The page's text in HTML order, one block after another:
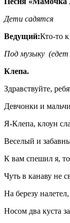
Дети садятся
Ведущий:Кто-то
Под музыку (едет
Клепа.
Здравствуйте,
Девчонки и
Я-Клепа, клоун
Веселый и
К вам спешил я,
Чуть в канаву не
На березу налетел,
Носом два куста